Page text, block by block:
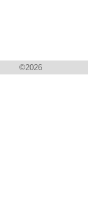
©2026